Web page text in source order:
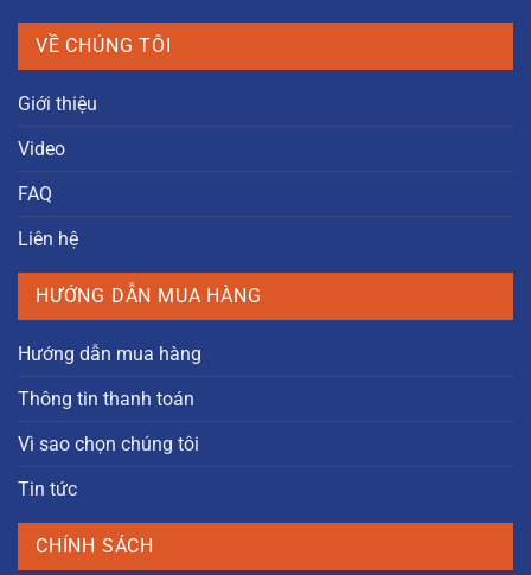
VỀ CHÚNG TÔI
Giới thiệu
Video
FAQ
Liên hệ
HƯỚNG DẪN MUA HÀNG
Hướng dẫn mua hàng
Thông tin thanh toán
Vì sao chọn chúng tôi
Tin tức
CHÍNH SÁCH